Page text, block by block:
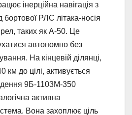
інерційна навігація з
бортової РЛС літака-носія
таких як А-50. Це
автономно без
На кінцевій ділянці,
км до цілі, активується
9Б-1103М-350
активна
Вона захоплює ціль